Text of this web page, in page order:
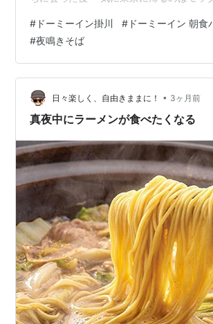
ら乗った新幹線を 豊橋で下車して、新所
駅、天竜二俣 天竜浜名湖鉄道の終着駅が
「掛川で一度、泊まってみるか」 旅の最
ルが 「天然温泉 茶月の湯 ドーミーイン
ホテルの外観の写真撮ったつもりだけど、
たらない～ …
# ドーミーイン掛川 # ドーミーイン 朝食
#夜鳴きそば
日々楽しく、自由きままに！ • 3ヶ月前
真夜中にラーメンが食べたくなる